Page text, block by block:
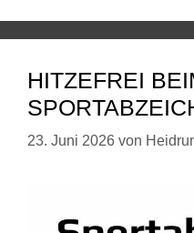
HITZEFREI
23. Juni 2026 von